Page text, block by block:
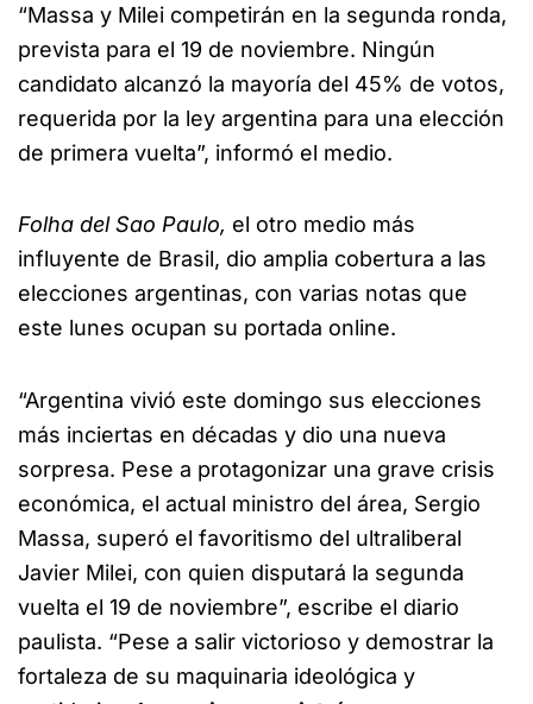
“Massa y Milei competirán en la segunda ronda,
prevista para el 19 de noviembre. Ningún
candidato alcanzó la mayoría del 45% de votos,
requerida por la ley argentina para una elección
de primera vuelta”, informó el medio.
Folha del Sao Paulo, el otro medio más
influyente de Brasil, dio amplia cobertura a las
elecciones argentinas, con varias notas que
este lunes ocupan su portada online.
“Argentina vivió este domingo sus elecciones
más inciertas en décadas y dio una nueva
sorpresa. Pese a protagonizar una grave crisis
económica, el actual ministro del área, Sergio
Massa, superó el favoritismo del ultraliberal
Javier Milei, con quien disputará la segunda
vuelta el 19 de noviembre”, escribe el diario
paulista. “Pese a salir victorioso y demostrar la
fortaleza de su maquinaria ideológica y